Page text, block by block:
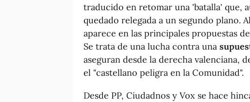
traducido en retomar una 'batalla' que,
quedado relegada a un segundo plano.
aparece en las principales propuestas
Se trata de una lucha contra una
aseguran desde la derecha valenciana,
el "castellano peligra en la Comunidad".
Desde PP, Ciudadnos y Vox se hace